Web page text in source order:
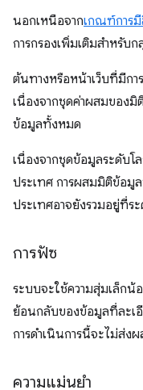
นอกเหนือจากเกณฑ์การ
การกรองเพิ่มเติมสำหรับ
ต้นทางหรือหน้าเว็บที่มีกา
เนื่องจากชุดค่าผสมของ
ข้อมูลทั้งหมด
เนื่องจากชุดข้อมูลระดับ
ประเทศ การผสมมิติข้อมู
ประเทศอาจยังรวมอยู่ที่ร
การฟัซ
ระบบจะใช้ความสุ่มเล็กน้
ย้อนกลับของข้อมูลที่ละเ
การดำเนินการนี้จะไม่ส่ง
ความแม่นยำ